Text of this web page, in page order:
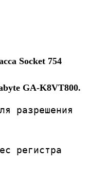
Socket 754
GA-K8VT800.
разрешения
регистра